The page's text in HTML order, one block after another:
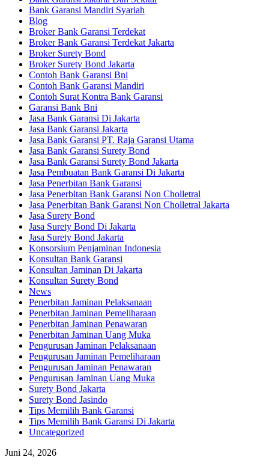
Bank Garansi Mandiri Syariah
Blog
Broker Bank Garansi Terdekat
Broker Bank Garansi Terdekat Jakarta
Broker Surety Bond
Broker Surety Bond Jakarta
Contoh Bank Garansi Bni
Contoh Bank Garansi Mandiri
Contoh Surat Kontra Bank Garansi
Garansi Bank Bni
Jasa Bank Garansi Di Jakarta
Jasa Bank Garansi Jakarta
Jasa Bank Garansi PT. Raja Garansi Utama
Jasa Bank Garansi Surety Bond
Jasa Bank Garansi Surety Bond Jakarta
Jasa Pembuatan Bank Garansi Di Jakarta
Jasa Penerbitan Bank Garansi
Jasa Penerbitan Bank Garansi Non Cholletral
Jasa Penerbitan Bank Garansi Non Cholletral Jakarta
Jasa Surety Bond
Jasa Surety Bond Di Jakarta
Jasa Surety Bond Jakarta
Konsorsium Penjaminan Indonesia
Konsultan Bank Garansi
Konsultan Jaminan Di Jakarta
Konsultan Surety Bond
News
Penerbitan Jaminan Pelaksanaan
Penerbitan Jaminan Pemeliharaan
Penerbitan Jaminan Penawaran
Penerbitan Jaminan Uang Muka
Pengurusan Jaminan Pelaksanaan
Pengurusan Jaminan Pemeliharaan
Pengurusan Jaminan Penawaran
Pengurusan Jaminan Uang Muka
Surety Bond Jakarta
Surety Bond Jasindo
Tips Memilih Bank Garansi
Tips Memilih Bank Garansi Di Jakarta
Uncategorized
Juni 24, 2026